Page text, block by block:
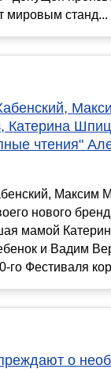
мировым станд...
Катерина
чтения"
Максим
нового
мамой
и Вадим
го Фестиваля
о